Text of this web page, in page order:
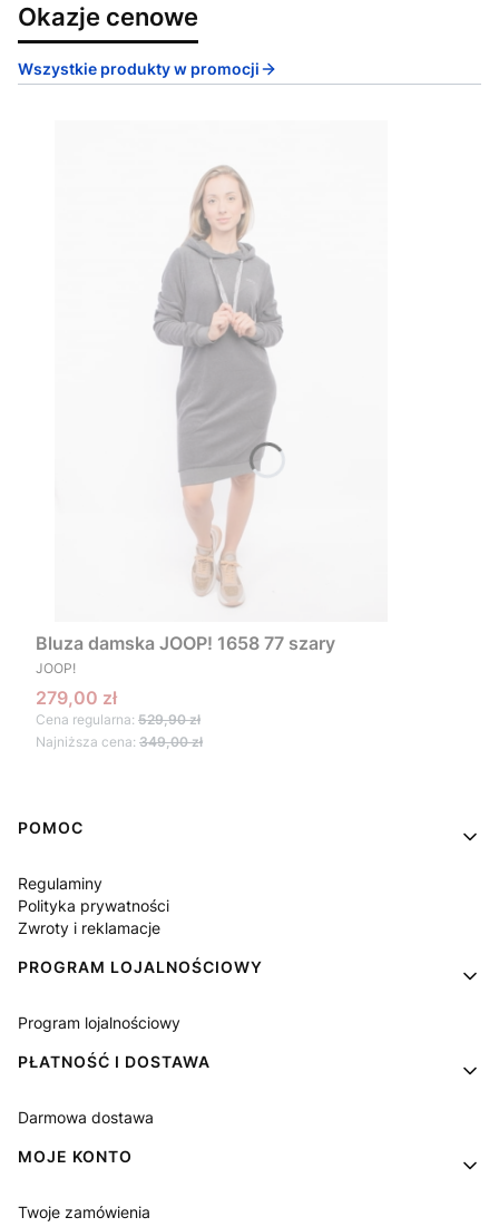
Okazje cenowe
Wszystkie produkty w promocji
Bluza damska JOOP! 1658 77 szary
PRODUCENT
JOOP!
Cena promocyjna
279,00 zł
Cena regularna: 529,90 zł
Najniższa cena: 349,00 zł
Linki w stopce
POMOC
Regulaminy
Polityka prywatności
Zwroty i reklamacje
PROGRAM LOJALNOŚCIOWY
Program lojalnościowy
PŁATNOŚĆ I DOSTAWA
Darmowa dostawa
MOJE KONTO
Twoje zamówienia